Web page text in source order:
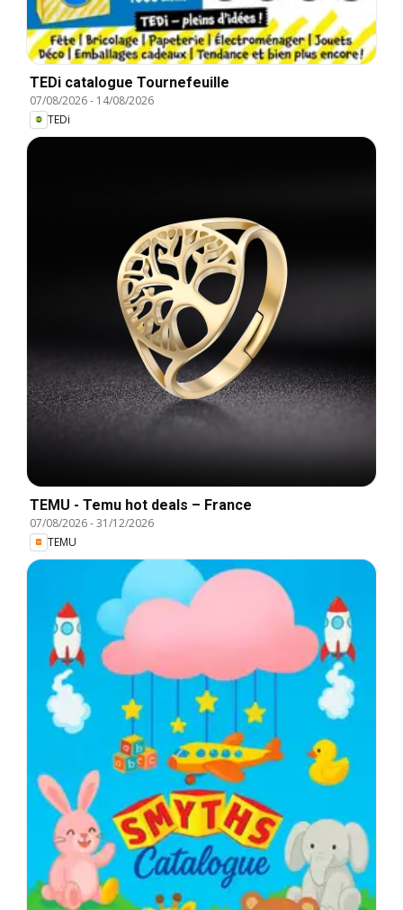
TEDi catalogue Tournefeuille
07/08/2026- 14/08/2026
TEDi
TEMU - Temu hot deals – France
07/08/2026-31/12/2026
TEMU